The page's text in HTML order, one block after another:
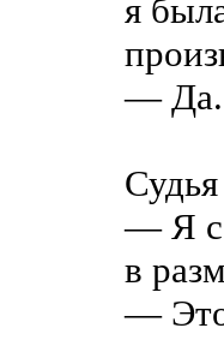
я
— Да.
— Я
в
— Это